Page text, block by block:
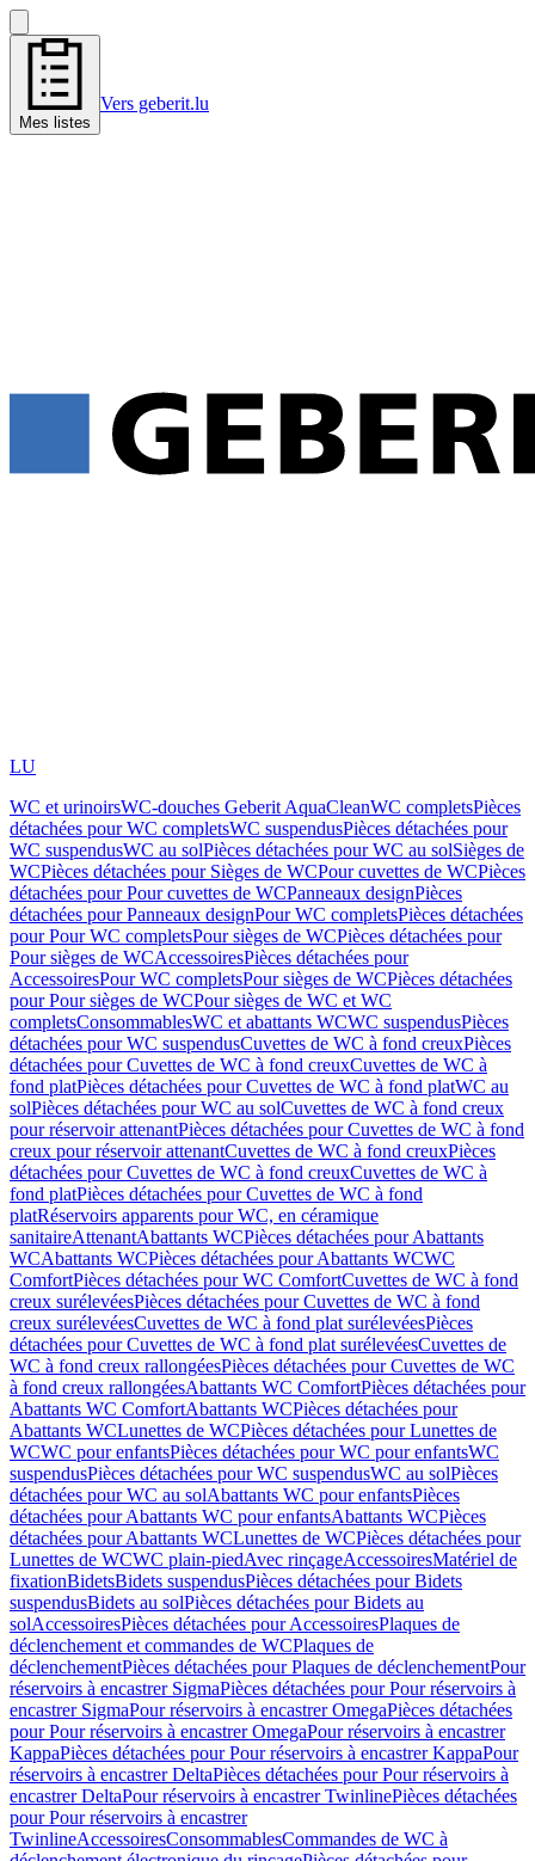
Mes listes
Vers geberit.lu
LU
WC et urinoirsWC-douches Geberit AquaCleanWC completsPièces
détachées pour WC completsWC suspendusPièces détachées pour
WC suspendusWC au solPièces détachées pour WC au solSièges de
WCPièces détachées pour Sièges de WCPour cuvettes de WCPièces
détachées pour Pour cuvettes de WCPanneaux designPièces
détachées pour Panneaux designPour WC completsPièces détachées
pour Pour WC completsPour sièges de WCPièces détachées pour
Pour sièges de WCAccessoiresPièces détachées pour
AccessoiresPour WC completsPour sièges de WCPièces détachées
pour Pour sièges de WCPour sièges de WC et WC
completsConsommablesWC et abattants WCWC suspendusPièces
détachées pour WC suspendusCuvettes de WC à fond creuxPièces
détachées pour Cuvettes de WC à fond creuxCuvettes de WC à
fond platPièces détachées pour Cuvettes de WC à fond platWC au
solPièces détachées pour WC au solCuvettes de WC à fond creux
pour réservoir attenantPièces détachées pour Cuvettes de WC à fond
creux pour réservoir attenantCuvettes de WC à fond creuxPièces
détachées pour Cuvettes de WC à fond creuxCuvettes de WC à
fond platPièces détachées pour Cuvettes de WC à fond
platRéservoirs apparents pour WC, en céramique
sanitaireAttenantAbattants WCPièces détachées pour Abattants
WCAbattants WCPièces détachées pour Abattants WCWC
ComfortPièces détachées pour WC ComfortCuvettes de WC à fond
creux surélevéesPièces détachées pour Cuvettes de WC à fond
creux surélevéesCuvettes de WC à fond plat surélevéesPièces
détachées pour Cuvettes de WC à fond plat surélevéesCuvettes de
WC à fond creux rallongéesPièces détachées pour Cuvettes de WC
à fond creux rallongéesAbattants WC ComfortPièces détachées pour
Abattants WC ComfortAbattants WCPièces détachées pour
Abattants WCLunettes de WCPièces détachées pour Lunettes de
WCWC pour enfantsPièces détachées pour WC pour enfantsWC
suspendusPièces détachées pour WC suspendusWC au solPièces
détachées pour WC au solAbattants WC pour enfantsPièces
détachées pour Abattants WC pour enfantsAbattants WCPièces
détachées pour Abattants WCLunettes de WCPièces détachées pour
Lunettes de WCWC plain-piedAvec rinçageAccessoiresMatériel de
fixationBidetsBidets suspendusPièces détachées pour Bidets
suspendusBidets au solPièces détachées pour Bidets au
solAccessoiresPièces détachées pour AccessoiresPlaques de
déclenchement et commandes de WCPlaques de
déclenchementPièces détachées pour Plaques de déclenchementPour
réservoirs à encastrer SigmaPièces détachées pour Pour réservoirs à
encastrer SigmaPour réservoirs à encastrer OmegaPièces détachées
pour Pour réservoirs à encastrer OmegaPour réservoirs à encastrer
KappaPièces détachées pour Pour réservoirs à encastrer KappaPour
réservoirs à encastrer DeltaPièces détachées pour Pour réservoirs à
encastrer DeltaPour réservoirs à encastrer TwinlinePièces détachées
pour Pour réservoirs à encastrer
TwinlineAccessoiresConsommablesCommandes de WC à